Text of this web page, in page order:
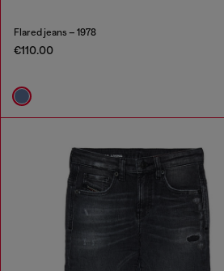
Flared jeans – 1978
€110.00